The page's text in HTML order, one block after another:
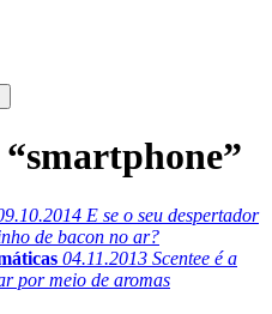
E se o seu despertador
de bacon no ar?
04.11.2013 Scentee é a
por meio de aromas